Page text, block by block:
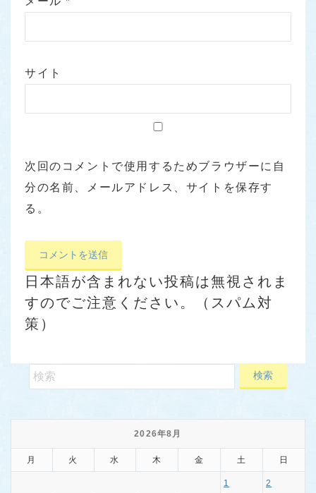
サイト
次回のコメントで使用するためブラウザーに自
分の名前、メールアドレス、サイトを保存す
る。
日本語が含まれない投稿は無視されま
すのでご注意ください。（スパム対
策）
2026年8月
月 火 水 木 金 土 日
1 2